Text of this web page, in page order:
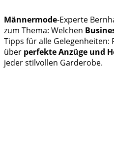
Männermode-Experte
zum Thema: Welchen
Tipps für alle Gelegenheiten:
über perfekte Anzüge und
jeder stilvollen Garderobe.